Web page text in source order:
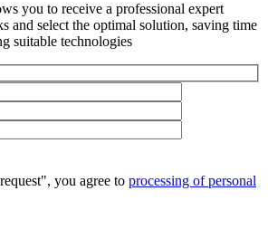
you to receive a professional expert
and select the optimal solution, saving time
suitable technologies
you agree to processing of personal